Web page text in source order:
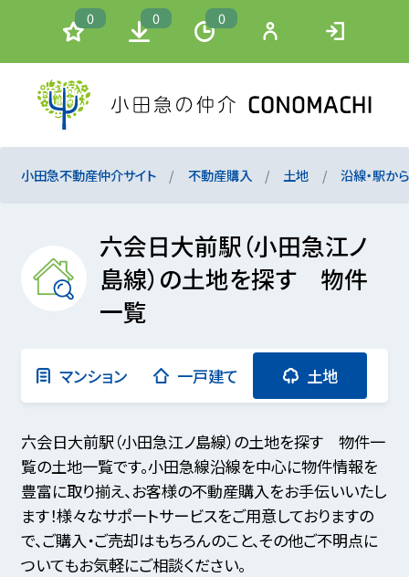
0 0 0
小田急不動産仲介サイト 不動産購入 土地 沿線・駅か
六会日大前駅（小田急江ノ
島線）の土地を探す 物件
一覧
マンション 一戸建て 土地
六会日大前駅（小田急江ノ島線）の土地を探す 物件一
覧の土地一覧です。小田急線沿線を中心に物件情報を
豊富に取り揃え、お客様の不動産購入をお手伝いいたし
ます！様々なサポートサービスをご用意しておりますの
で、ご購入・ご売却はもちろんのこと、その他ご不明点に
ついてもお気軽にご相談ください。